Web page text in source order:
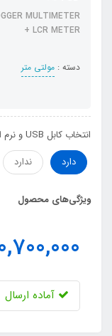
MULTIMETER
+ LCR METER
دسته : مولتی متر
انتخاب کابل USB و نرم افزار:
دارد
ندارد
ویژگی‌های محصول
آماده ارسال